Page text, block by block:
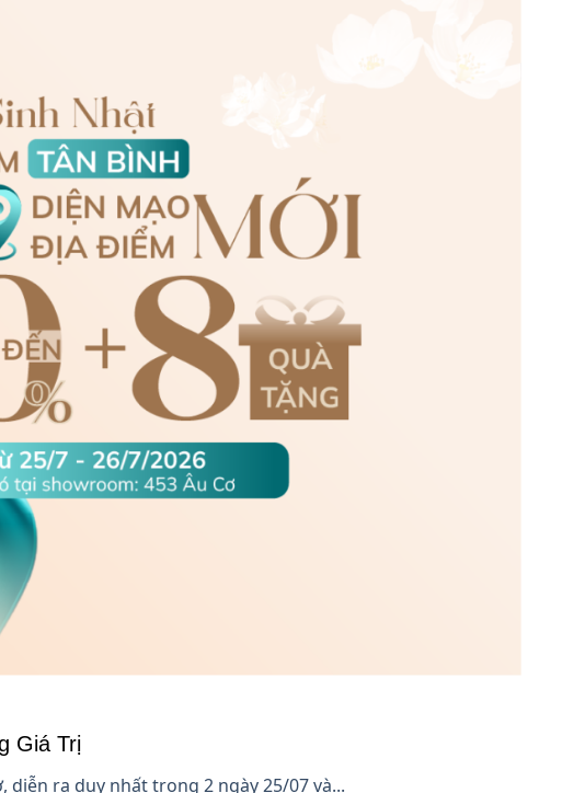
Giá Trị
ra duy nhất trong 2 ngày 25/07 và...